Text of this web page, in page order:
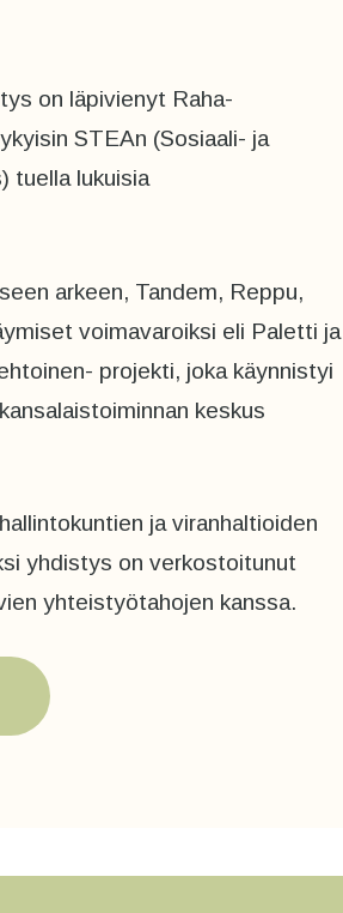
on läpivienyt Raha-
STEAn (Sosiaali- ja
tuella lukuisia
arkeen, Tandem, Reppu,
voimavaroiksi eli Paletti ja
projekti, joka käynnistyi
keskus
ja viranhaltioiden
yhdistys on verkostoitunut
yhteistyötahojen kanssa.